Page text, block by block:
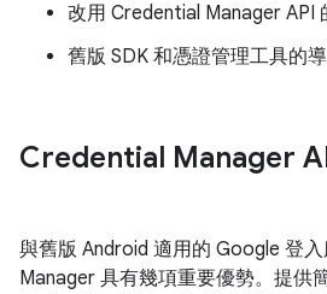
改用 Credential Manager API
舊版 SDK 和憑證管理工具的
Credential Manager
與舊版 Android 適用的 Google 登
Manager 具有幾項重要優勢。提供